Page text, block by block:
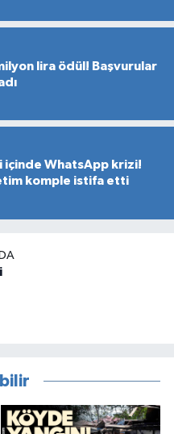
lira ödül! Başvurular
içinde WhatsApp krizi!
komple istifa etti